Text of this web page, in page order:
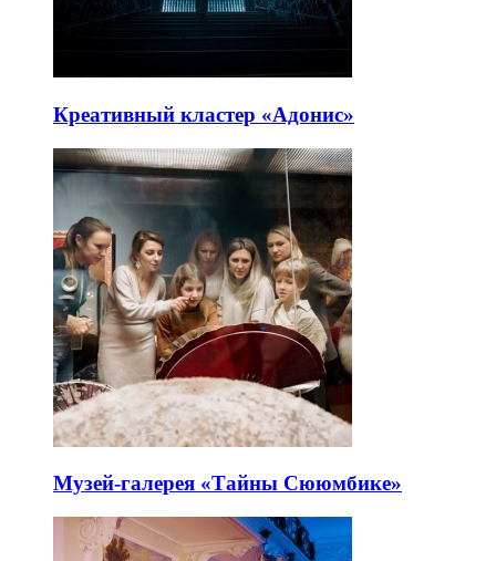
Креативный кластер «Адонис»
Музей-галерея «Тайны Сююмбике»